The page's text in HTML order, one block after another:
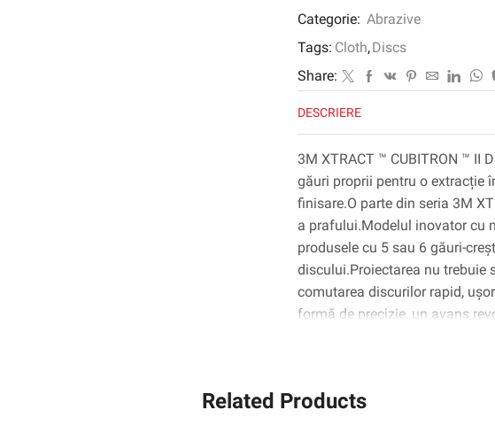
900DZ,
J-
Weight,
203
mm,
Die
800lg,
50/Carton,
250
EA/Case
Categorie: Abrazive
Tags: Cloth,Discs
Share:
DESCRIERE
3M XTRACT ™ CUBITRON ™ II
găuri proprii pentru o extracție
finisare.O parte din seria 3M
a prafului.Modelul inovator cu
produsele cu 5 sau 6 găuri-
discului.Proiectarea nu trebuie
comutarea discurilor rapid,
formă de precizie, un avans
convenționale.Suportul de
Related Products